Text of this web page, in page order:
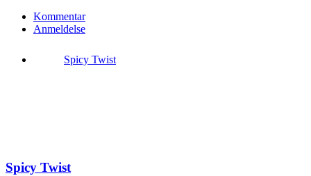
Kommentar
Anmeldelse
Spicy Twist
Spicy Twist